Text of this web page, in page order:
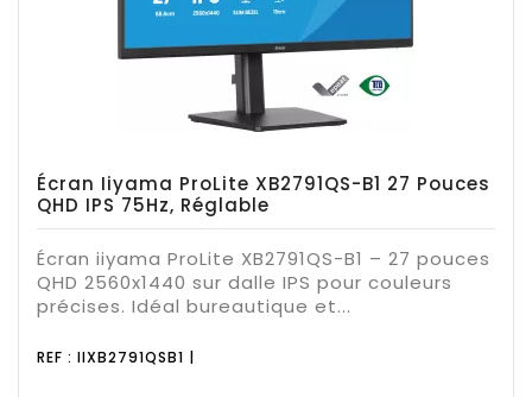
Écran Iiyama ProLite XB2791QS-B1 27 Pouces
QHD IPS 75Hz, Réglable
Écran iiyama ProLite XB2791QS-B1 – 27 pouces
QHD 2560x1440 sur dalle IPS pour couleurs
précises. Idéal bureautique et...
REF : IIXB2791QSB1 |